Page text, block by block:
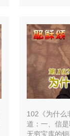
102《为什么
道：一、信
无穷宝库的